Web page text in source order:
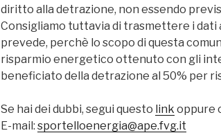
diritto alla detrazione, non essendo
Consigliamo tuttavia di trasmettere i dati
prevede, perchè lo scopo di questa
risparmio energetico ottenuto con gli
beneficiato della detrazione al 50% per
Se hai dei dubbi, segui questo link oppure
E-mail: sportelloenergia@ape.fvg.it